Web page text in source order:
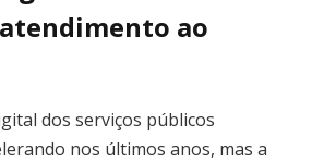
ao
dos serviços públicos
nos últimos anos, mas a